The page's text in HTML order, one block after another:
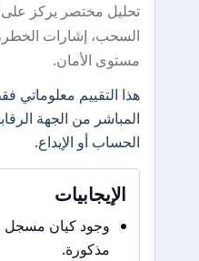
تحليل مختصر يركز
السحب، إشارات
مستوى الأمان.
هذا التقييم معلوماتي
المباشر من الجهة
الحساب أو الإيداع.
الإيجابيات
وجود كيان مسجل
مذكورة.